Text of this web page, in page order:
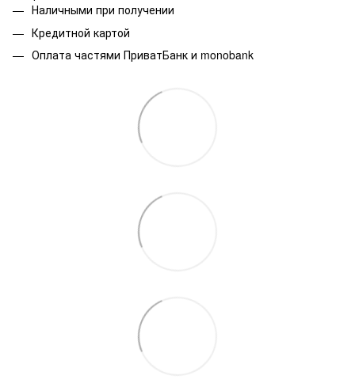
Наличными при получении
Кредитной картой
Оплата частями ПриватБанк и monobank